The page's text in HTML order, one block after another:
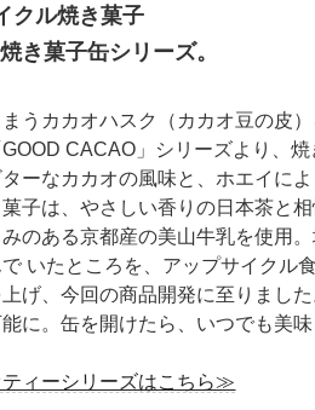
クル焼き菓子
き菓子缶シリーズ。
うカカオハスク（カカオ豆の皮
CACAO」シリーズより、
ーなカカオの風味と、ホエイに
子は、やさしい香りの日本茶と
のある京都産の美山牛乳を使用
いたところを、アップサイクル
げ、今回の商品開発に至りまし
に。缶を開けたら、いつでも美味
ィーシリーズはこちら≫